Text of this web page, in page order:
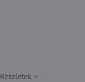
Részletek